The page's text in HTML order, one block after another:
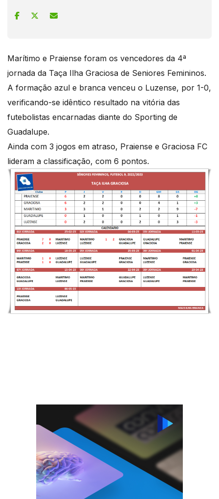
Marítimo e Praiense foram os vencedores da 4ª
jornada da Taça Ilha Graciosa de Seniores Femininos.
A formação azul e branca venceu o Luzense, por 1-0,
verificando-se idêntico resultado na vitória das
futebolistas encarnadas diante do Sporting de
Guadalupe.
Ainda com 3 jogos em atraso, Praiense e Graciosa FC
lideram a classificação, com 6 pontos.